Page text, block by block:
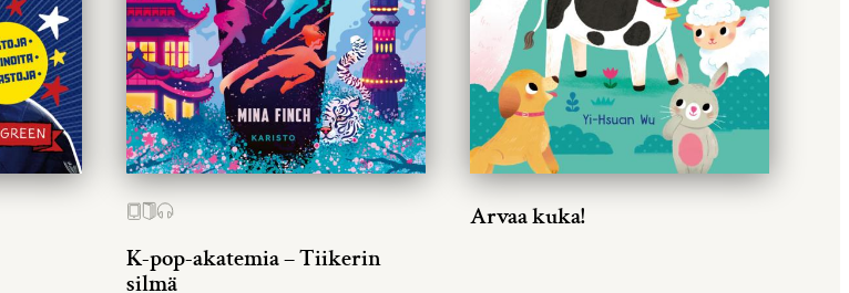
K-pop-akatemia – Tiikerin
silmä
Arvaa kuka!